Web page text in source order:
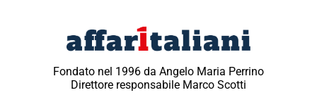
Fondato nel 1996 da Angelo Maria Perrino
Direttore responsabile Marco Scotti